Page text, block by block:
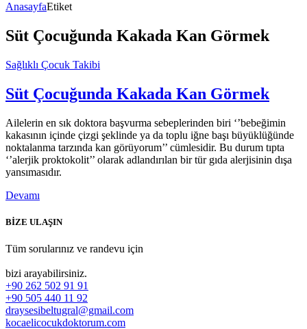
AnasayfaEtiket
Süt Çocuğunda Kakada Kan Görmek
Sağlıklı Çocuk Takibi
Süt Çocuğunda Kakada Kan Görmek
Ailelerin en sık doktora başvurma sebeplerinden biri ‘’bebeğimin
kakasının içinde çizgi şeklinde ya da toplu iğne başı büyüklüğünde
noktalanma tarzında kan görüyorum’’ cümlesidir. Bu durum tıpta
‘’alerjik proktokolit’’ olarak adlandırılan bir tür gıda alerjisinin dışa
yansımasıdır.
Devamı
BİZE ULAŞIN
Tüm sorularınız ve randevu için
bizi arayabilirsiniz.
+90 262 502 91 91
+90 505 440 11 92
draysesibeltugral@gmail.com
kocaelicocukdoktorum.com